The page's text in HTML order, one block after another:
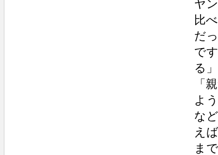
ヤ
比
だ
で
る
「
よ
な
え
ま